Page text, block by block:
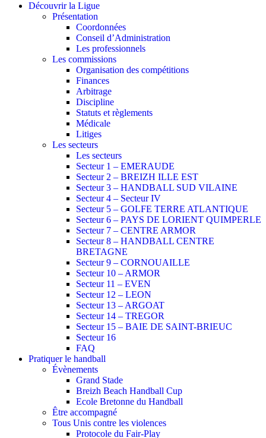
Découvrir la Ligue
Présentation
Coordonnées
Conseil d’Administration
Les professionnels
Les commissions
Organisation des compétitions
Finances
Arbitrage
Discipline
Statuts et règlements
Médicale
Litiges
Les secteurs
Les secteurs
Secteur 1 – EMERAUDE
Secteur 2 – BREIZH ILLE EST
Secteur 3 – HANDBALL SUD VILAINE
Secteur 4 – Secteur IV
Secteur 5 – GOLFE TERRE ATLANTIQUE
Secteur 6 – PAYS DE LORIENT QUIMPERLE
Secteur 7 – CENTRE ARMOR
Secteur 8 – HANDBALL CENTRE
BRETAGNE
Secteur 9 – CORNOUAILLE
Secteur 10 – ARMOR
Secteur 11 – EVEN
Secteur 12 – LEON
Secteur 13 – ARGOAT
Secteur 14 – TREGOR
Secteur 15 – BAIE DE SAINT-BRIEUC
Secteur 16
FAQ
Pratiquer le handball
Évènements
Grand Stade
Breizh Beach Handball Cup
Ecole Bretonne du Handball
Être accompagné
Tous Unis contre les violences
Protocole du Fair-Play